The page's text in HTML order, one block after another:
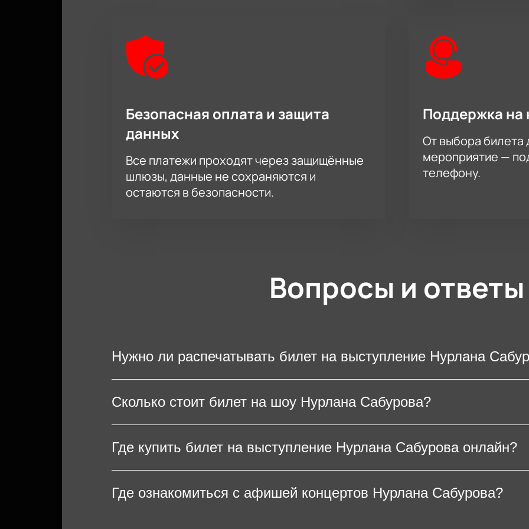
Безопасная оплата и защита
данных
Все платежи проходят через защищённые
шлюзы, данные не сохраняются и
остаются в безопасности.
Поддержка на
От выбора билета
мероприятие —
телефону.
Вопросы и ответы
Нужно ли распечатывать билет на выступление Нурлана
Чтобы попасть на выступление любимого юмориста, потребуется
билеты на мобильном устройстве. На большинстве концертных
Сабуров, распечатывание не является необходимостью.
Сколько стоит билет на шоу Нурлана Сабурова?
Стоимость билетов на концерт Нурлана Сабурова зависит от выбранной
мест в зале. Важно отметить, что концерты резидента шоу «Stand Up»
поэтому рекомендуем бронировать билеты заранее.
Где купить билет на выступление Нурлана Сабурова онлайн?
Купить билеты на концерт Нурлана Сабурова можно на нашем сайте. Для
концертную площадку, места в зале и предпочтительный способ оплаты
Где ознакомиться с афишей концертов Нурлана Сабурова?